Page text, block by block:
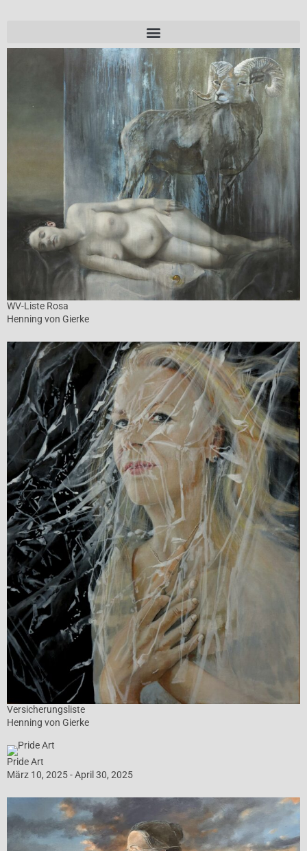
WV-Liste Rosa
Henning von Gierke
Versicherungsliste
Henning von Gierke
Pride Art
März 10, 2025 - April 30, 2025